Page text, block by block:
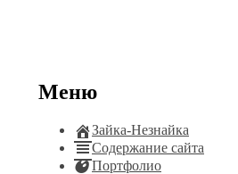
Меню
Зайка-Незнайка
Содержание сайта
Портфолио